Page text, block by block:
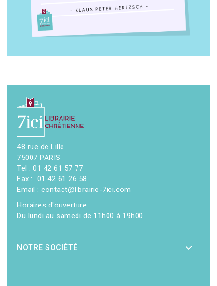
48 rue de Lille
75007 PARIS
Tel : 01 42 61 57 77
Fax : 01 42 61 26 58
Email : contact@librairie-7ici.com
Horaires d'ouverture :
Du lundi au samedi de 11h00 à 19h00
NOTRE SOCIÉTÉ